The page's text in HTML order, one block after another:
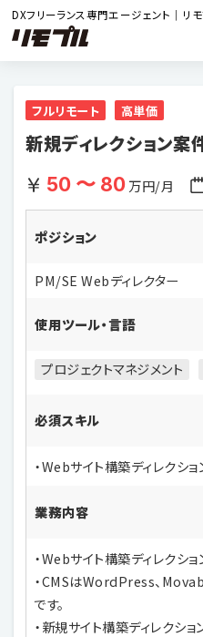
DXフリーランス専門エージェント｜リ
フルリモート 高単価
新規ディレクション案
50 〜 80万円/月
ポジション
PM/SE Webディレクター
使用ツール・言語
プロジェクトマネジメント
必須スキル
・Webサイト構築ディレクシ
業務内容
・Webサイト構築ディレクショ
・CMSはWordPress、
です。
・新規サイト構築ディレクショ